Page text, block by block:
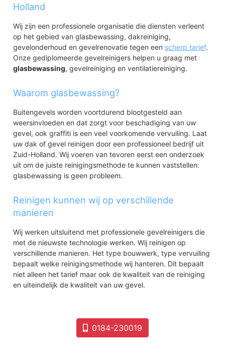
Holland
Wij zijn een professionele organisatie die diensten verleent
op het gebied van glasbewassing, dakreiniging,
gevelonderhoud en gevelrenovatie tegen een scherp tarief.
Onze gediplomeerde gevelreinigers helpen u graag met
glasbewassing, gevelreiniging en ventilatiereiniging.
Waarom glasbewassing?
Buitengevels worden voortdurend blootgesteld aan
weersinvloeden en dat zorgt voor beschadiging van uw
gevel, ook graffiti is een veel voorkomende vervuiling. Laat
uw dak of gevel reinigen door een professioneel bedrijf uit
Zuid-Holland. Wij voeren van tevoren eerst een onderzoek
uit om de juiste reinigingsmethode te kunnen vaststellen:
glasbewassing is geen probleem.
Reinigen kunnen wij op verschillende
manieren
Wij werken uitsluitend met professionele gevelreinigers die
met de nieuwste technologie werken. Wij reinigen op
verschillende manieren. Het type bouwwerk, type vervuiling
bepaalt welke reinigingsmethode wij hanteren. Dit bepaalt
niet alleen het tarief maar ook de kwaliteit van de reiniging
en uiteindelijk de kwaliteit van uw gevel.
0184-230019